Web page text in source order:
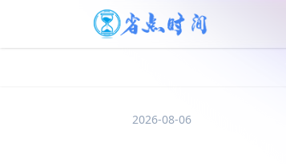
2026-08-06